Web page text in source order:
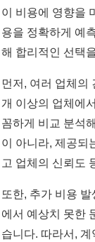
이 비용에 영향을
용을 정확하게 예
해 합리적인 선택
먼저, 여러 업체의
개 이상의 업체에
꼼하게 비교 분석
이 아니라, 제공되
고 업체의 신뢰도
또한, 추가 비용
에서 예상치 못한
습니다. 따라서,